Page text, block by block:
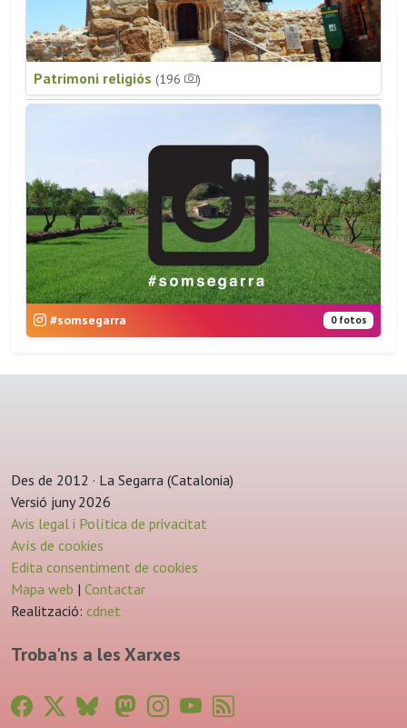
Patrimoni religiós (196 )
#somsegarra 0 fotos
Des de 2012 · La Segarra (Catalonia)
Versió juny 2026
Avis legal i Política de privacitat
Avís de cookies
Edita consentiment de cookies
Mapa web | Contactar
Realització: cdnet
Troba'ns a les Xarxes